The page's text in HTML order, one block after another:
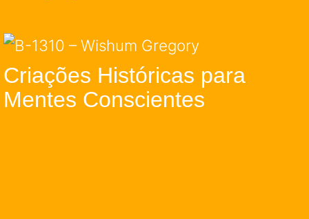
Criações Históricas para
Mentes Conscientes